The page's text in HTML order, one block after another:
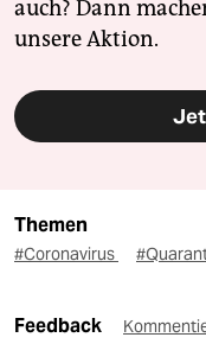
auch? Dann
unsere Aktion.
Themen
#Coronavirus
Feedback